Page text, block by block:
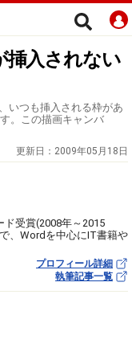
挿入されない
いつも挿入される枠があ
。この描画キャンバ
更新日： 2009年05月18日
ド受賞(2008年～2015
、Wordを中心にIT書籍や
プロフィール詳細
執筆記事一覧